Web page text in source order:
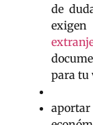
de
para tu